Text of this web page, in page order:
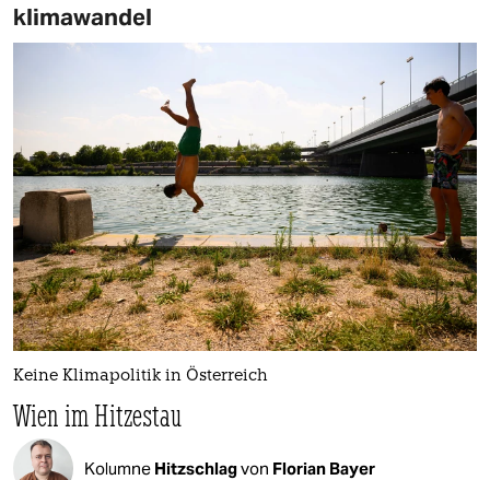
klimawandel
Keine Klimapolitik in Österreich
Wien im Hitzestau
Kolumne Hitzschlagvon Florian Bayer